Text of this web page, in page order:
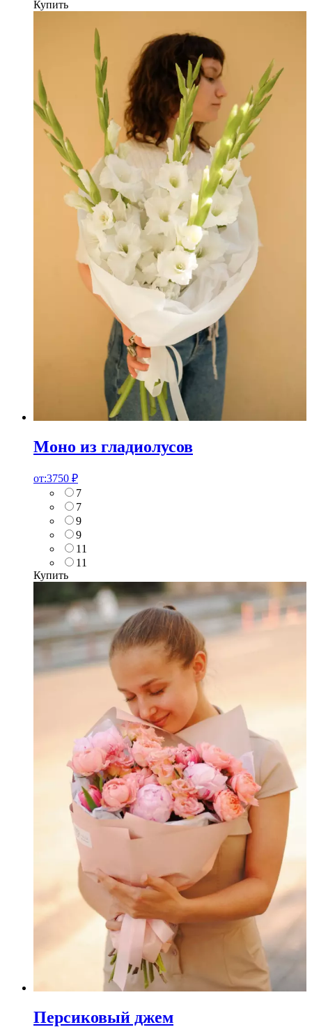
Купить
Моно из гладиолусов
от:3750 ₽
7
7
9
9
11
11
Купить
Персиковый джем